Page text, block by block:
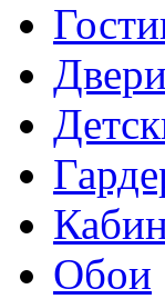
Обои